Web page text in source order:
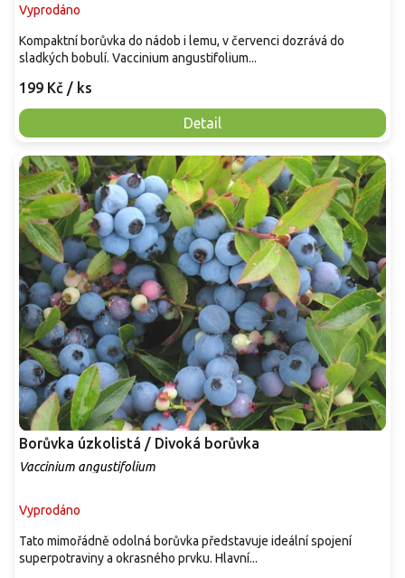
Vyprodáno
199 Kč / ks
Detail
Kompaktní borůvka do nádob i lemu, v červenci dozrává do
sladkých bobulí. Vaccinium angustifolium...
Borůvka úzkolistá / Divoká borůvka
Vaccinium angustifolium
Vyprodáno
Tato mimořádně odolná borůvka představuje ideální spojení
superpotraviny a okrasného prvku. Hlavní...